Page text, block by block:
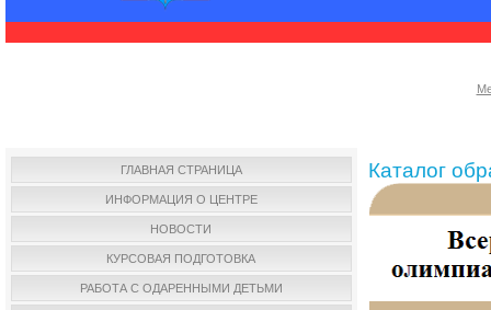
ГЛАВНАЯ СТРАНИЦА
ИНФОРМАЦИЯ О ЦЕНТРЕ
НОВОСТИ
КУРСОВАЯ ПОДГОТОВКА
РАБОТА С ОДАРЕННЫМИ ДЕТЬМИ
Каталог